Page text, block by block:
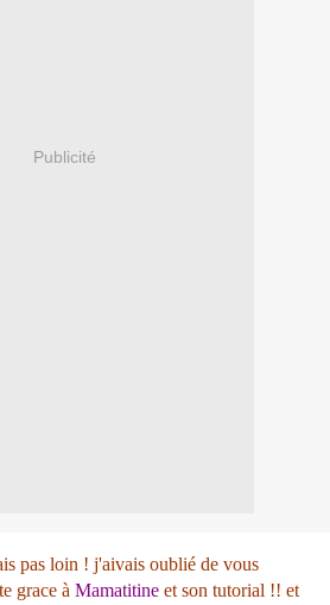
Publicité
pas loin ! j'aivais oublié de vous
grace à Mamatitine et son tutorial !! et